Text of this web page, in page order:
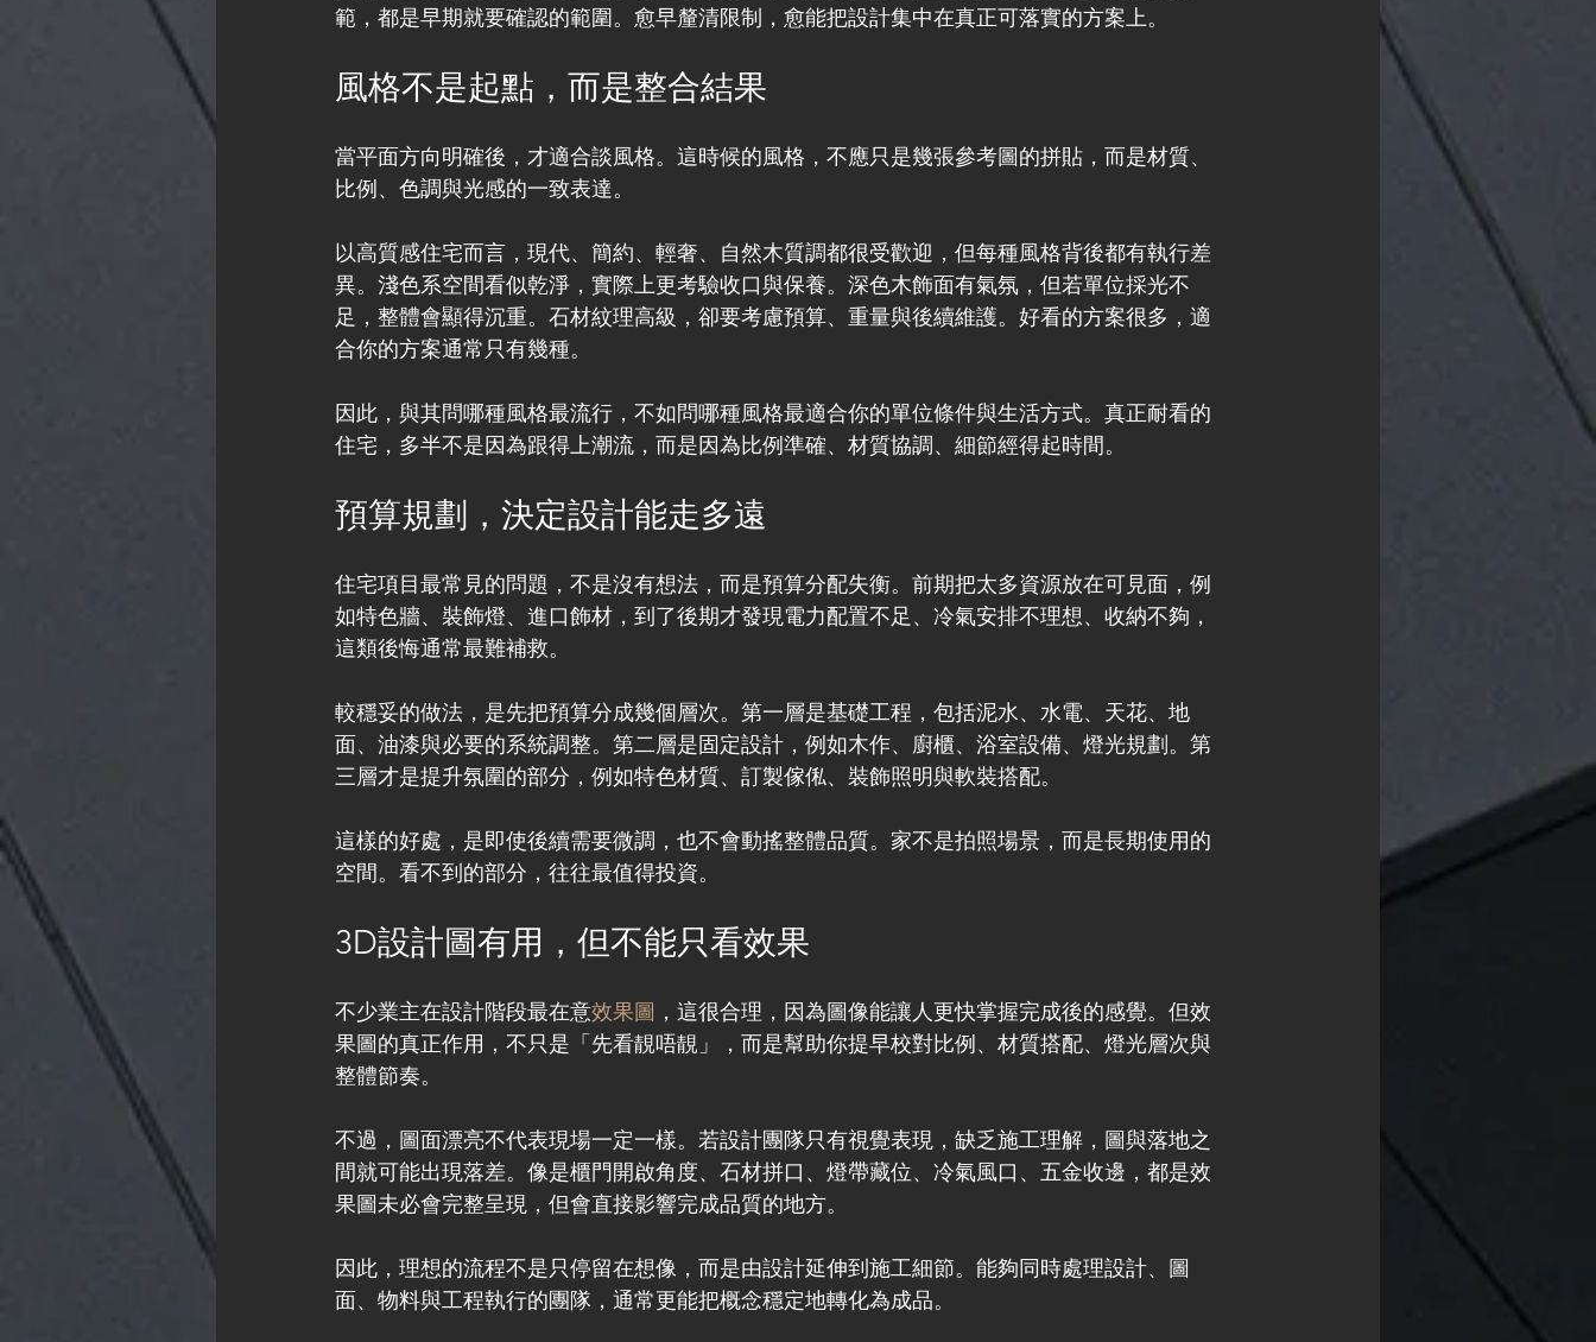
範，都是早期就要確認的範圍。愈早釐清限制，愈能把設計集中在真正可落實的方案上。
風格不是起點，而是整合結果
當平面方向明確後，才適合談風格。這時候的風格，不應只是幾張參考圖的拼貼，而是材質、
比例、色調與光感的一致表達。
以高質感住宅而言，現代、簡約、輕奢、自然木質調都很受歡迎，但每種風格背後都有執行差
異。淺色系空間看似乾淨，實際上更考驗收口與保養。深色木飾面有氣氛，但若單位採光不
足，整體會顯得沉重。石材紋理高級，卻要考慮預算、重量與後續維護。好看的方案很多，適
合你的方案通常只有幾種。
因此，與其問哪種風格最流行，不如問哪種風格最適合你的單位條件與生活方式。真正耐看的
住宅，多半不是因為跟得上潮流，而是因為比例準確、材質協調、細節經得起時間。
預算規劃，決定設計能走多遠
住宅項目最常見的問題，不是沒有想法，而是預算分配失衡。前期把太多資源放在可見面，例
如特色牆、裝飾燈、進口飾材，到了後期才發現電力配置不足、冷氣安排不理想、收納不夠，
這類後悔通常最難補救。
較穩妥的做法，是先把預算分成幾個層次。第一層是基礎工程，包括泥水、水電、天花、地
面、油漆與必要的系統調整。第二層是固定設計，例如木作、廚櫃、浴室設備、燈光規劃。第
三層才是提升氛圍的部分，例如特色材質、訂製傢俬、裝飾照明與軟裝搭配。
這樣的好處，是即使後續需要微調，也不會動搖整體品質。家不是拍照場景，而是長期使用的
空間。看不到的部分，往往最值得投資。
3D設計圖有用，但不能只看效果
不少業主在設計階段最在意效果圖 ，這很合理，因為圖像能讓人更快掌握完成後的感覺。但效
果圖的真正作用，不只是「先看靚唔靚」，而是幫助你提早校對比例、材質搭配、燈光層次與
整體節奏。
不過，圖面漂亮不代表現場一定一樣。若設計團隊只有視覺表現，缺乏施工理解，圖與落地之
間就可能出現落差。像是櫃門開啟角度、石材拼口、燈帶藏位、冷氣風口、五金收邊，都是效
果圖未必會完整呈現，但會直接影響完成品質的地方。
因此，理想的流程不是只停留在想像，而是由設計延伸到施工細節。能夠同時處理設計、圖
面、物料與工程執行的團隊，通常更能把概念穩定地轉化為成品。